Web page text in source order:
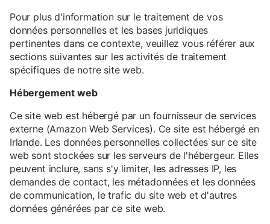
Pour plus d'information sur le traitement de vos
données personnelles et les bases juridiques
pertinentes dans ce contexte, veuillez vous référer aux
sections suivantes sur les activités de traitement
spécifiques de notre site web.
Hébergement web
Ce site web est hébergé par un fournisseur de services
externe (Amazon Web Services). Ce site est hébergé en
Irlande. Les données personnelles collectées sur ce site
web sont stockées sur les serveurs de l'hébergeur. Elles
peuvent inclure, sans s'y limiter, les adresses IP, les
demandes de contact, les métadonnées et les données
de communication, le trafic du site web et d'autres
données générées par ce site web.